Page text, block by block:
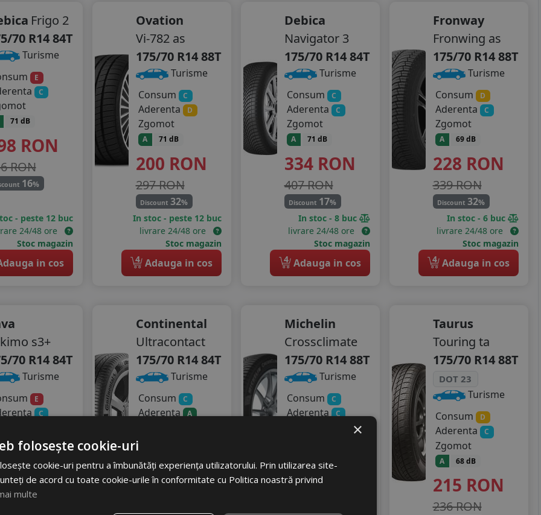
Frigo 2
70 R14 84T
Turisme
E
C
71 dB
RON
RON
16%
- peste 12 buc
24/48 ore
Stoc magazin
in cos
Ovation
Vi-782 as
175/70 R14 88T
Turisme
Consum
C
Aderenta D
Zgomot
A 71 dB
200 RON
297 RON
Discount32%
In stoc - peste 12 buc
livrare 24/48 ore
Stoc magazin
4 Adauga in cos
Debica
Navigator 3
175/70 R14 84T
Turisme
Consum
C
Aderenta C
Zgomot
A 71 dB
334 RON
407 RON
Discount 17%
In stoc - 8 buc
livrare 24/48 ore
Stoc magazin
4 Adauga in cos
Fronway
Fronwing as
175/70 R14 88T
Turisme
Consum
D
Aderenta C
Zgomot
A 69 dB
228 RON
339 RON
Discount32%
In stoc - 6 buc
livrare 24/48 ore
Stoc magazin
4 Adauga in cos
s3+
70 R14 84T
Turisme
E
C
71 dB
RON
RON
Continental
Ultracontact
175/70 R14 84T
Turisme
Consum
C
Aderenta A
464RON
579 RON
Michelin
Crossclimate
175/70 R14 88T
Turisme
Consum
C
Aderenta C
560RON
598 RON
Taurus
Touring ta
175/70 R14 88T
DOT 23
Turisme
Consum
D
Aderenta C
Zgomot
A 68 dB
215 RON
236 RON
×
folosește cookie-uri
cookie-uri pentru a îmbunătăți experiența utilizatorului. Prin utilizarea site-
de acord cu toate cookie-urile în conformitate cu Politica noastră privind
multe